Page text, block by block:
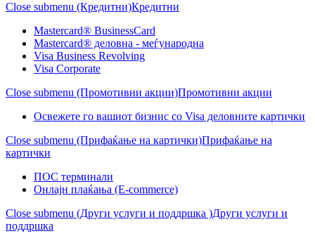
Close submenu (Кредитни)Кредитни
Mastercard® BusinessCard
Mastercard® деловна - меѓународна
Visa Business Revolving
Visa Corporate
Close submenu (Промотивни акции)Промотивни акции
Освежете го вашиот бизнис со Visa деловните картички
Close submenu (Прифаќање на картички)Прифаќање на
картички
ПОС терминали
Онлајн плаќања (Е-commerce)
Close submenu (Други услуги и поддршка )Други услуги и
поддршка